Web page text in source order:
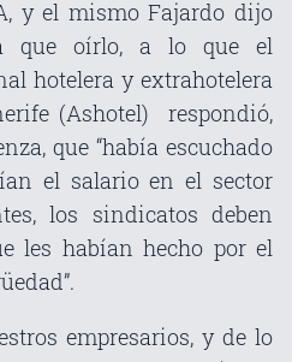
y el mismo Fajardo dijo
que oírlo, a lo que el
hotelera y extrahotelera
(Ashotel) respondió,
que “había escuchado
el salario en el sector
los sindicatos deben
les habían hecho por el
empresarios, y de lo